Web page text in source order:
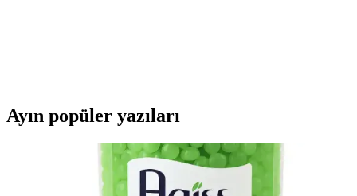
Ayın popüler yazıları